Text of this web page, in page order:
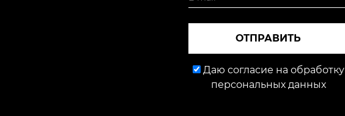
ОТПРАВИТЬ
Даю согласие на обработку
персональных данных